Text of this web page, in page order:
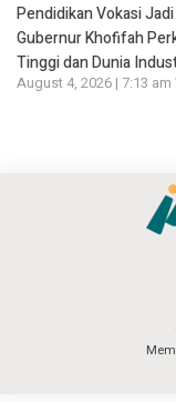
Pendidikan Vokasi
Gubernur Khofifah
Tinggi dan Dunia
August 4, 2026 | 7:13 am